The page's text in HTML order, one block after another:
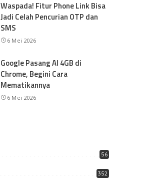
Waspada! Fitur Phone Link Bisa
Jadi Celah Pencurian OTP dan
SMS
6 Mei 2026
Google Pasang AI 4GB di
Chrome, Begini Cara
Mematikannya
6 Mei 2026
56
352